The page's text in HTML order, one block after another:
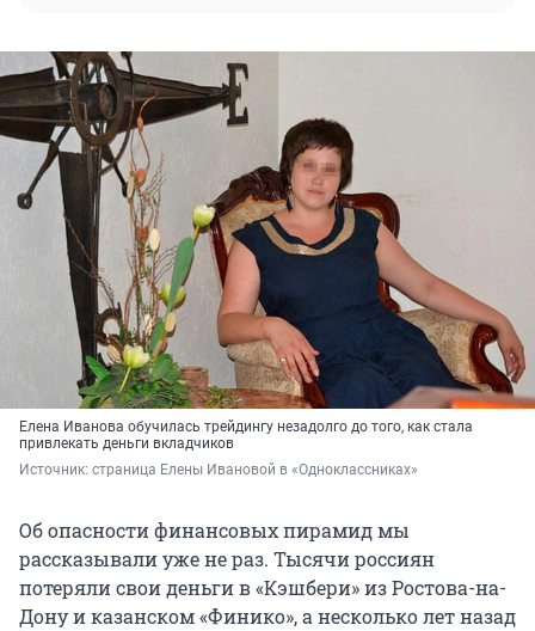
Елена Иванова обучилась трейдингу незадолго до того, как стала
привлекать деньги вкладчиков
Источник: страница Елены Ивановой в «Одноклассниках»
Об опасности финансовых пирамид мы
рассказывали уже не раз. Тысячи россиян
потеряли свои деньги в «Кэшбери» из Ростова-на-
Дону и казанском «Финико», а несколько лет назад